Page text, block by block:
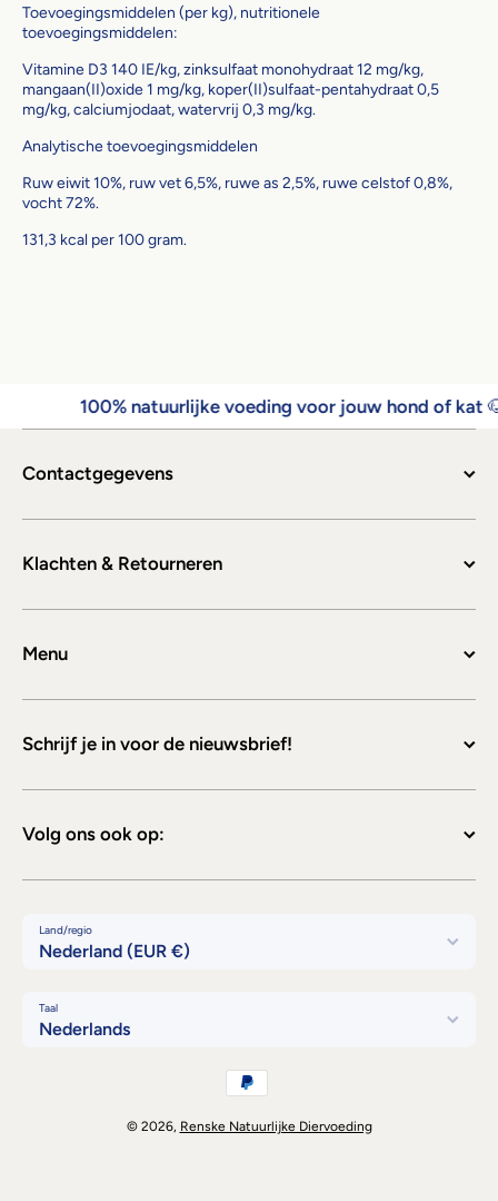
Toevoegingsmiddelen (per kg), nutritionele
toevoegingsmiddelen:
Vitamine D3 140 IE/kg, zinksulfaat monohydraat 12 mg/kg,
mangaan(II)oxide 1 mg/kg, koper(II)sulfaat-pentahydraat 0,5
mg/kg, calciumjodaat, watervrij 0,3 mg/kg.
Analytische toevoegingsmiddelen
Ruw eiwit 10%, ruw vet 6,5%, ruwe as 2,5%, ruwe celstof 0,8%,
vocht 72%.
131,3 kcal per 100 gram.
100% natuurlijke voeding voor jouw hond of kat
Contactgegevens
Klachten & Retourneren
Menu
Schrijf je in voor de nieuwsbrief!
Volg ons ook op:
Land/regio
Nederland (EUR €)
Taal
Nederlands
Betaalmethodes
© 2026, Renske Natuurlijke Diervoeding